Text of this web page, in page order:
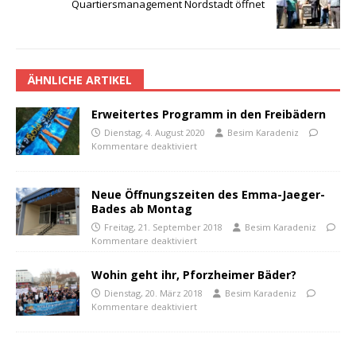
Quartiersmanagement Nordstadt öffnet
ÄHNLICHE ARTIKEL
Erweitertes Programm in den Freibädern
Dienstag, 4. August 2020
Besim Karadeniz
Kommentare deaktiviert
Neue Öffnungszeiten des Emma-Jaeger-
Bades ab Montag
Freitag, 21. September 2018
Besim Karadeniz
Kommentare deaktiviert
Wohin geht ihr, Pforzheimer Bäder?
Dienstag, 20. März 2018
Besim Karadeniz
Kommentare deaktiviert